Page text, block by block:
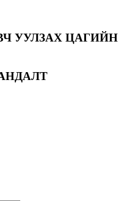
УУЛЗАХ ЦАГИЙН